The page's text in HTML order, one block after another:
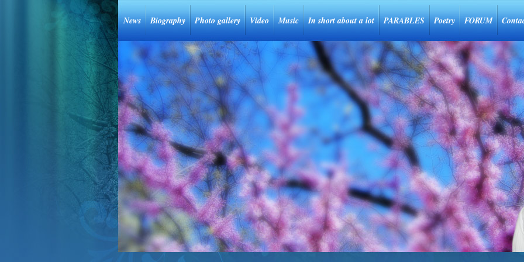
News Biography Photo gallery Video Music In short about a lot PARABLES Poetry FORUM